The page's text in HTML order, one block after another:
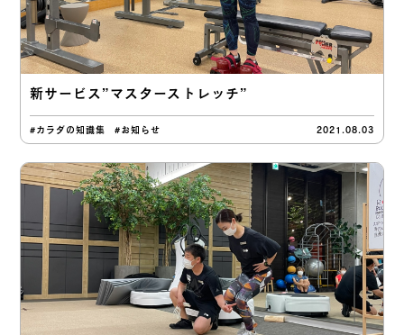
新サービス”マスターストレッチ”
#カラダの知識集 #お知らせ 2021.08.03